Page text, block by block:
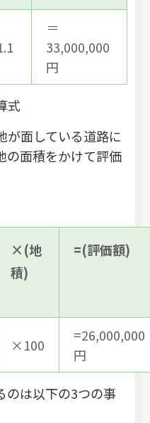
＝
33,000,000
円
式
が面している道路に
の面積をかけて評価
×(地
積)
=(評価額)
×100
=26,000,000
円
のは以下の3つの事